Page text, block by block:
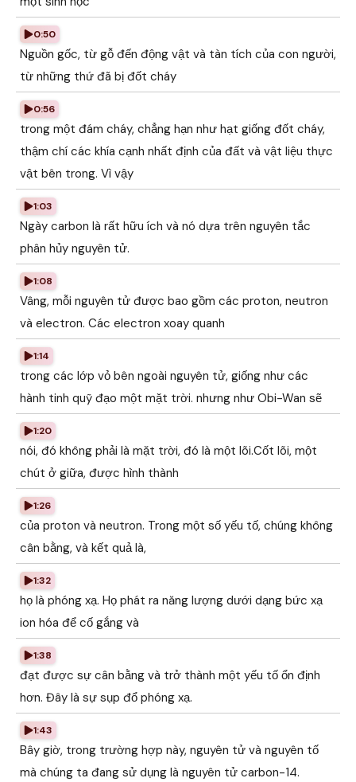
0:50
Nguồn gốc, từ gỗ đến động vật và tàn tích của con người,
từ những thứ đã bị đốt cháy
0:56
trong một đám cháy, chẳng hạn như hạt giống đốt cháy,
thậm chí các khía cạnh nhất định của đất và vật liệu thực
vật bên trong. Vì vậy
1:03
Ngày carbon là rất hữu ích và nó dựa trên nguyên tắc
phân hủy nguyên tử.
1:08
Vâng, mỗi nguyên tử được bao gồm các proton, neutron
và electron. Các electron xoay quanh
1:14
trong các lớp vỏ bên ngoài nguyên tử, giống như các
hành tinh quỹ đạo một mặt trời. nhưng như Obi-Wan sẽ
1:20
nói, đó không phải là mặt trời, đó là một lõi.Cốt lõi, một
chút ở giữa, được hình thành
1:26
của proton và neutron. Trong một số yếu tố, chúng không
cân bằng, và kết quả là,
1:32
họ là phóng xạ. Họ phát ra năng lượng dưới dạng bức xạ
ion hóa để cố gắng và
1:38
đạt được sự cân bằng và trở thành một yếu tố ổn định
hơn. Đây là sự sụp đổ phóng xạ.
1:43
Bây giờ, trong trường hợp này, nguyên tử và nguyên tố
mà chúng ta đang sử dụng là nguyên tử carbon-14.